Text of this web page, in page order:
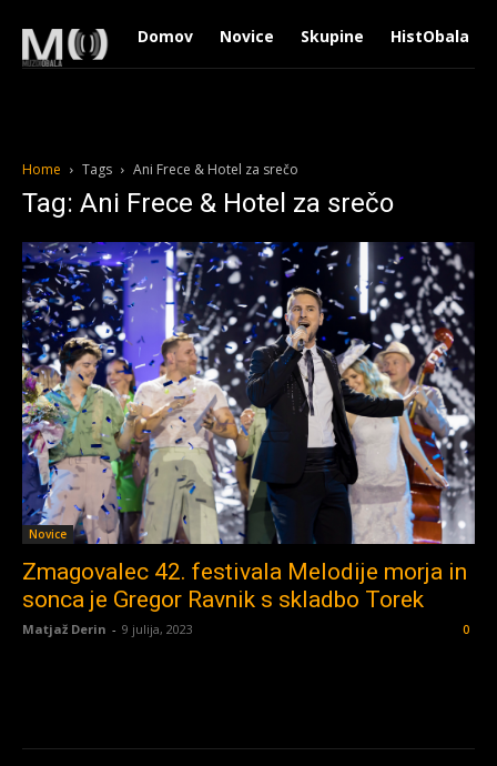
Domov Novice Skupine HistObala
Home Tags Ani Frece & Hotel za srečo
Tag: Ani Frece & Hotel za srečo
Novice
Zmagovalec 42. festivala Melodije morja in
sonca je Gregor Ravnik s skladbo Torek
Matjaž Derin - 9 julija, 2023 0